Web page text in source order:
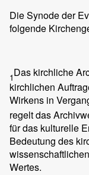
Die Synode der
folgende
1Das kirchliche
kirchlichen
Wirkens in
regelt das
für das kulturelle
Bedeutung des
Wertes.